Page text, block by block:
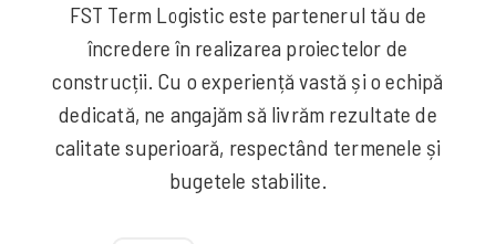
FST Term Logistic este partenerul tău de
încredere în realizarea proiectelor de
construcții. Cu o experiență vastă și o echipă
dedicată, ne angajăm să livrăm rezultate de
calitate superioară, respectând termenele și
bugetele stabilite.